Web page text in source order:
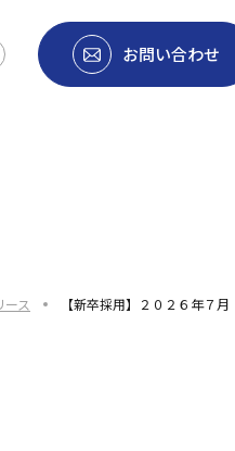
お問い合わせ
ス 【新卒採用】２０２６年７